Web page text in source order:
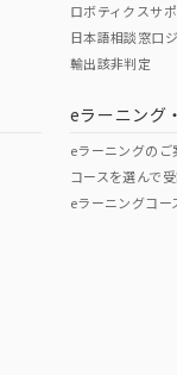
製品の規格認証/適合
ちらのページからご
ロボティクスサ
日本語相談窓口
輸出該非判定
eラーニング
eラーニングのご
コースを選んで
eラーニングコー